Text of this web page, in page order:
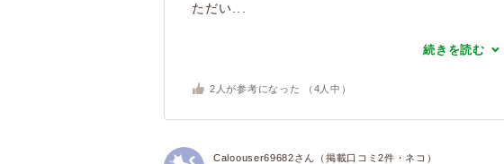
ただい...
続きを読む
2 人が参考になった （ 4 人中）
Caloouser69682さん（掲載口コミ2件・ネコ）